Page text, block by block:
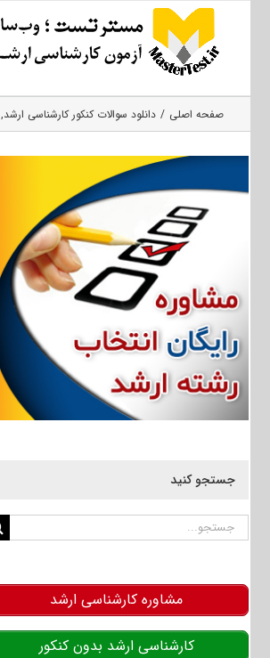
صفحه اصلی دانلود سوالات کنکور کارشناسی ارشد
جستجو کنید
جستجو
مشاوره کارشناسی ارشد
کارشناسی ارشد بدون کنکور